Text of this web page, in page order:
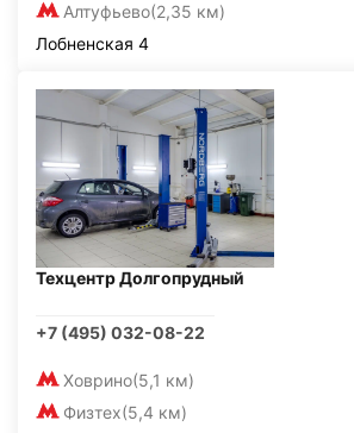
Алтуфьево(2,35 км)
Лобненская 4
Техцентр Долгопрудный
+7 (495) 032-08-22
Ховрино(5,1 км)
Физтех(5,4 км)